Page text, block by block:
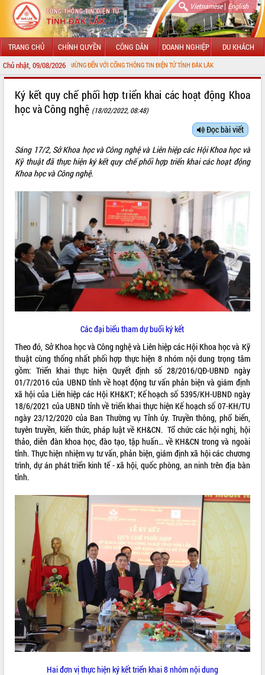
Vietnamese| English
TRANG CHỦ CHÍNH QUYỀN CÔNG DÂN DOANH NGHIỆP DU KHÁCH
Chủ nhật, 09/08/2026
CHÀO MỪNG ĐẾN VỚI CỔNG THÔNG TIN ĐIỆN TỬ TỈNH ĐẮK LẮK
LÃNH ĐẠO UBND TỈNH
SỞ, BAN, NGÀNH
THÔNG TIN CHỈ ĐẠO ĐIỀU HÀNH
HỆ THỐNG VĂN BẢN
VĂN BẢN HĐND TỈNH
ĐIỂM TIN VĂN BẢN
QUY HOẠCH - KẾ HOẠCH
Trailer Lễ hội Sầu riêng Đắk Lắk năm
Ký kết quy chế phối hợp triển khai các hoạt động Khoa
học và Công nghệ (18/02/2022, 08:48)
Đọc bài viết
Sáng 17/2, Sở Khoa học và Công nghệ và Liên hiệp các Hội Khoa học và
Kỹ thuật đã thực hiện ký kết quy chế phối hợp triển khai các hoạt động
Khoa học và Công nghệ.
Các đại biểu tham dự buổi ký kết
Theo đó, Sở Khoa học và Công nghệ và Liên hiệp các Hội Khoa học và Kỹ
thuật cùng thống nhất phối hợp thực hiện 8 nhóm nội dung trọng tâm
gồm: Triển khai thực hiện Quyết định số 28/2016/QĐ-UBND ngày
01/7/2016 của UBND tỉnh về hoạt động tư vấn phản biện và giám định
xã hội của Liên hiệp các Hội KH&KT; Kế hoạch số 5395/KH-UBND ngày
18/6/2021 của UBND tỉnh về triển khai thực hiện Kế hoạch số 07-KH/TU
ngày 23/12/2020 của Ban Thường vụ Tỉnh ủy. Truyền thông, phổ biến,
tuyên truyền, kiến thức, pháp luật về KH&CN. Tổ chức các hội nghị, hội
thảo, diễn đàn khoa học, đào tạo, tập huấn… về KH&CN trong và ngoài
tỉnh. Thực hiện nhiệm vụ tư vấn, phản biện, giám định xã hội các chương
trình, dự án phát triển kinh tế - xã hội, quốc phòng, an ninh trên địa bàn
tỉnh.
Hai đơn vị thực hiện ký kết triển khai 8 nhóm nội dung